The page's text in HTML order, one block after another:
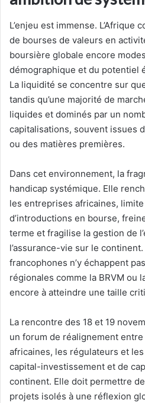
L’enjeu est immense. L’Afrique
de bourses de valeurs en
boursière globale encore
démographique et du potentiel
La liquidité se concentre sur
tandis qu’une majorité de
liquides et dominés par un
capitalisations, souvent issues
ou des matières premières.
Dans cet environnement, la
handicap systémique. Elle
les entreprises africaines,
d’introductions en bourse,
terme et fragilise la gestion de
l’assurance-vie sur le
francophones n’y échappent
régionales comme la BRVM ou
encore à atteindre une taille
La rencontre des 18 et 19
un forum de réalignement entre
africaines, les régulateurs et
capital-investissement et de
continent. Elle doit permettre
projets isolés à une réflexion